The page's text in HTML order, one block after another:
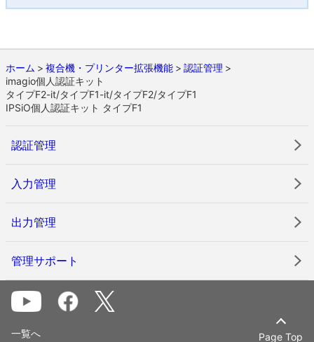
ホーム 複合機・プリンター拡張機能
認証管理
imagio個人認証キット
タイプF2-it/タイプF1-it/タイプF2/タイプF1
IPSiO個人認証キット タイプF1
認証管理
入力管理
出力管理
管理サポート
Page Top
一覧へ